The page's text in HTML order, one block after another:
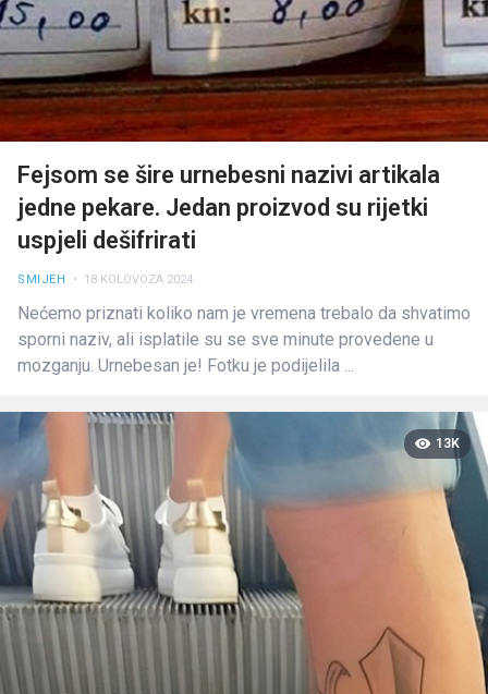
Fejsom se šire urnebesni nazivi artikala
jedne pekare. Jedan proizvod su rijetki
uspjeli dešifrirati
SMIJEH • 18 KOLOVOZA 2024
Nećemo priznati koliko nam je vremena trebalo da shvatimo
sporni naziv, ali isplatile su se sve minute provedene u
mozganju. Urnebesan je! Fotku je podijelila ...
13K